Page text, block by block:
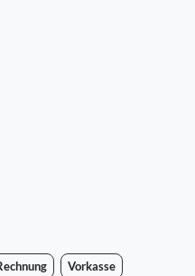
Vorkasse